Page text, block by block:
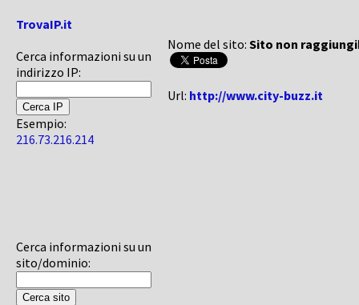
TrovaIP.it
Cerca informazioni su un
indirizzo IP:
Esempio:
216.73.216.214
Cerca informazioni su un
sito/dominio:
Nome del sito: Sito non
Url: http://www.city-buzz.it